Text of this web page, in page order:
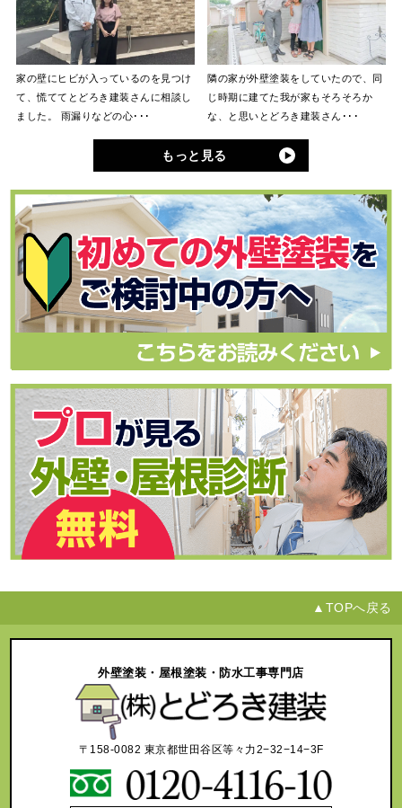
家の壁にヒビが入っているのを見つけ
て、慌ててとどろき建装さんに相談し
ました。 雨漏りなどの心･･･
隣の家が外壁塗装をしていたので、同
じ時期に建てた我が家もそろそろか
な、と思いとどろき建装さん･･･
もっと見る
▲TOPへ戻る
外壁塗装・屋根塗装・防水工事専門店
〒158-0082 東京都世田谷区等々力2−32−14−3F